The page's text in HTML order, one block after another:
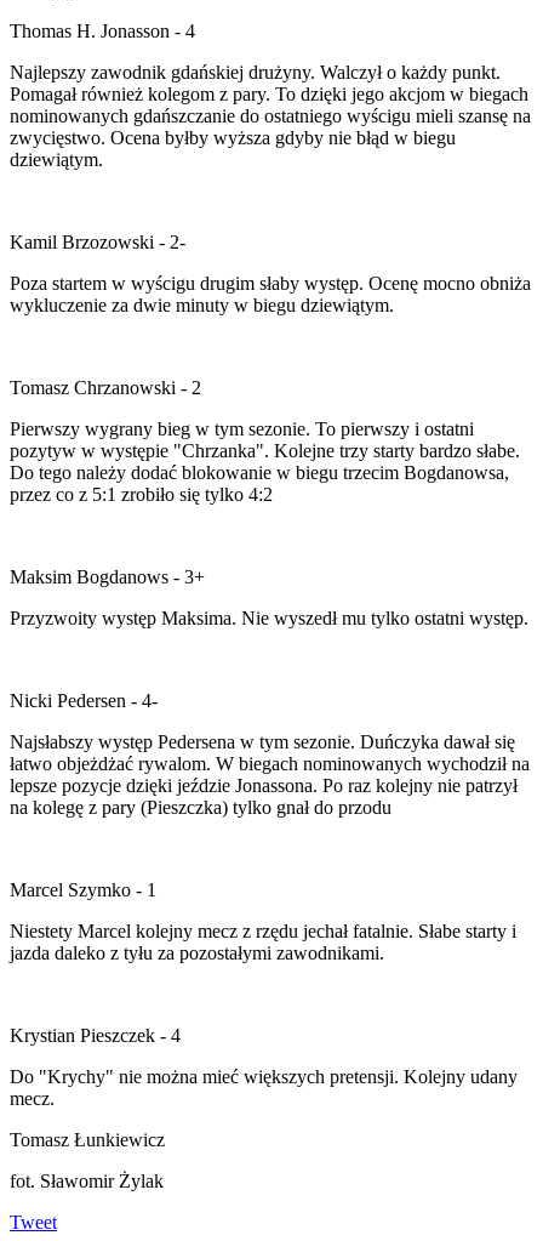
Thomas H. Jonasson - 4
Najlepszy zawodnik gdańskiej drużyny. Walczył o każdy punkt.
Pomagał również kolegom z pary. To dzięki jego akcjom w biegach
nominowanych gdańszczanie do ostatniego wyścigu mieli szansę na
zwycięstwo. Ocena byłby wyższa gdyby nie błąd w biegu
dziewiątym.
Kamil Brzozowski - 2-
Poza startem w wyścigu drugim słaby występ. Ocenę mocno obniża
wykluczenie za dwie minuty w biegu dziewiątym.
Tomasz Chrzanowski - 2
Pierwszy wygrany bieg w tym sezonie. To pierwszy i ostatni
pozytyw w występie "Chrzanka". Kolejne trzy starty bardzo słabe.
Do tego należy dodać blokowanie w biegu trzecim Bogdanowsa,
przez co z 5:1 zrobiło się tylko 4:2
Maksim Bogdanows - 3+
Przyzwoity występ Maksima. Nie wyszedł mu tylko ostatni występ.
Nicki Pedersen - 4-
Najsłabszy występ Pedersena w tym sezonie. Duńczyka dawał się
łatwo objeżdżać rywalom. W biegach nominowanych wychodził na
lepsze pozycje dzięki jeździe Jonassona. Po raz kolejny nie patrzył
na kolegę z pary (Pieszczka) tylko gnał do przodu
Marcel Szymko - 1
Niestety Marcel kolejny mecz z rzędu jechał fatalnie. Słabe starty i
jazda daleko z tyłu za pozostałymi zawodnikami.
Krystian Pieszczek - 4
Do "Krychy" nie można mieć większych pretensji. Kolejny udany
mecz.
Tomasz Łunkiewicz
fot. Sławomir Żylak
Tweet